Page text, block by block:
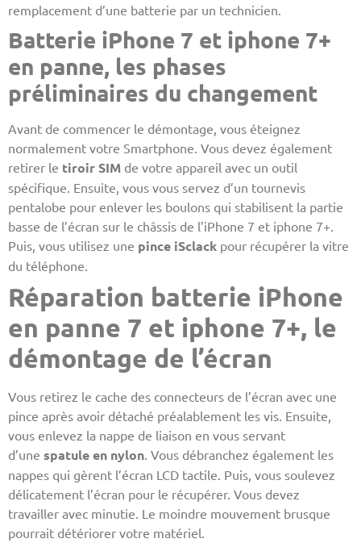
remplacement d’une batterie par un technicien.
Batterie iPhone 7 et iphone 7+
en panne, les phases
préliminaires du changement
Avant de commencer le démontage, vous éteignez
normalement votre Smartphone. Vous devez également
retirer le tiroir SIM de votre appareil avec un outil
spécifique. Ensuite, vous vous servez d’un tournevis
pentalobe pour enlever les boulons qui stabilisent la partie
basse de l’écran sur le châssis de l’iPhone 7 et iphone 7+.
Puis, vous utilisez une pince iSclack pour récupérer la vitre
du téléphone.
Réparation batterie iPhone
en panne 7 et iphone 7+, le
démontage de l’écran
Vous retirez le cache des connecteurs de l’écran avec une
pince après avoir détaché préalablement les vis. Ensuite,
vous enlevez la nappe de liaison en vous servant
d’une spatule en nylon. Vous débranchez également les
nappes qui gèrent l’écran LCD tactile. Puis, vous soulevez
délicatement l’écran pour le récupérer. Vous devez
travailler avec minutie. Le moindre mouvement brusque
pourrait détériorer votre matériel.